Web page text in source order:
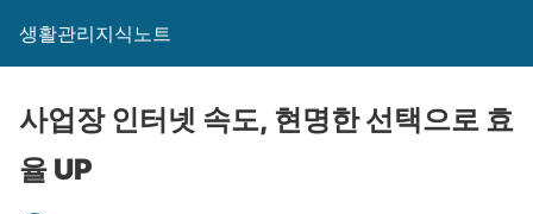
생활관리지식노트
사업장 인터넷 속도, 현명한 선택으로 효
율 UP